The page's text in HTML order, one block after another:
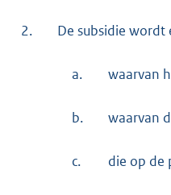
2. De subsidie
a. waarvan
b. waarvan
c. die op de